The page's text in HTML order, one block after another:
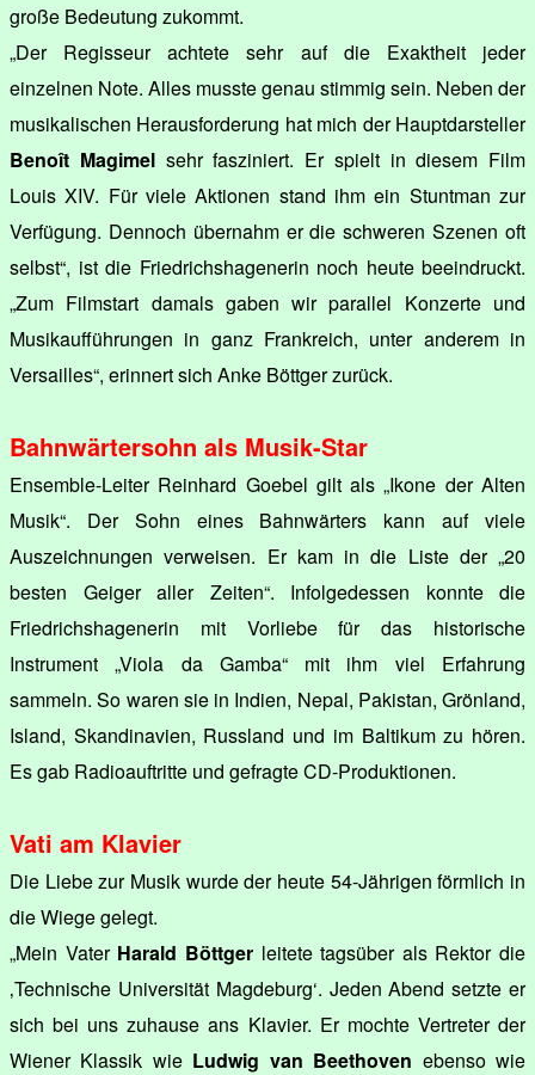
große Bedeutung zukommt.
„Der Regisseur achtete sehr auf die Exaktheit jeder
einzelnen Note. Alles musste genau stimmig sein. Neben der
musikalischen Herausforderung hat mich der Hauptdarsteller
Benoît Magimelsehr fasziniert. Er spielt in diesem Film
Louis XIV. Für viele Aktionen stand ihm ein Stuntman zur
Verfügung. Dennoch übernahm er die schweren Szenen oft
selbst“, ist die Friedrichshagenerin noch heute beeindruckt.
„Zum Filmstart damals gaben wir parallel Konzerte und
Musikaufführungen in ganz Frankreich, unter anderem in
Versailles“, erinnert sich Anke Böttger zurück.
Bahnwärtersohn als Musik-Star
Ensemble-Leiter Reinhard Goebel gilt als „Ikone der Alten
Musik“. Der Sohn eines Bahnwärters kann auf viele
Auszeichnungen verweisen. Er kam in die Liste der „20
besten Geiger aller Zeiten“. Infolgedessen konnte die
Friedrichshagenerin mit Vorliebe für das historische
Instrument „Viola da Gamba“ mit ihm viel Erfahrung
sammeln. So waren sie in Indien, Nepal, Pakistan, Grönland,
Island, Skandinavien, Russland und im Baltikum zu hören.
Es gab Radioauftritte und gefragte CD-Produktionen.
Vati am Klavier
Die Liebe zur Musik wurde der heute 54-Jährigen förmlich in
die Wiege gelegt.
„Mein Vater Harald Böttgerleitete tagsüber als Rektor die
‚Technische Universität Magdeburg‘. Jeden Abend setzte er
sich bei uns zuhause ans Klavier. Er mochte Vertreter der
Wiener Klassik wie Ludwig van Beethoven ebenso wie